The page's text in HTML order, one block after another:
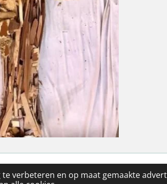
verbeteren en op maat gemaakte
rouw, stress & creatieve therapie |